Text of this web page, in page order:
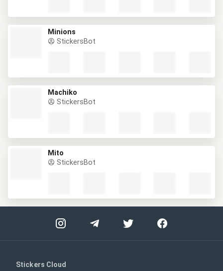
Minions
StickersBot
Machiko
StickersBot
Mito
StickersBot
Stickers Cloud